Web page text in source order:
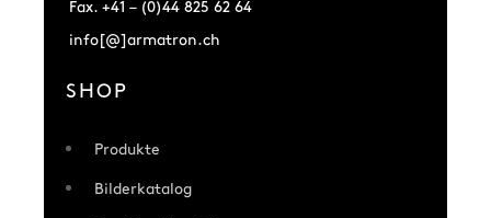
Fax. +41 – (0)44 825 62 64
info[@]armatron.ch
SHOP
Produkte
Bilderkatalog